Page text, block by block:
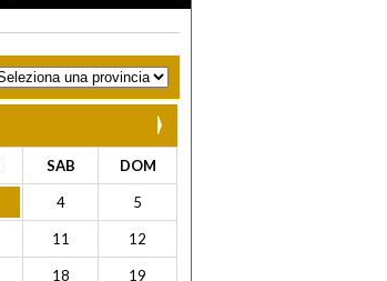
SAB DOM
4 5
11 12
18 19